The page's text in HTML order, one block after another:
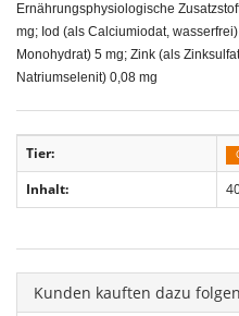
Ernährungsphysiologische
mg; Iod (als Calciumiodat,
Monohydrat) 5 mg; Zink (als
Natriumselenit) 0,08 mg
Tier:
Inhalt:
Kunden kauften dazu